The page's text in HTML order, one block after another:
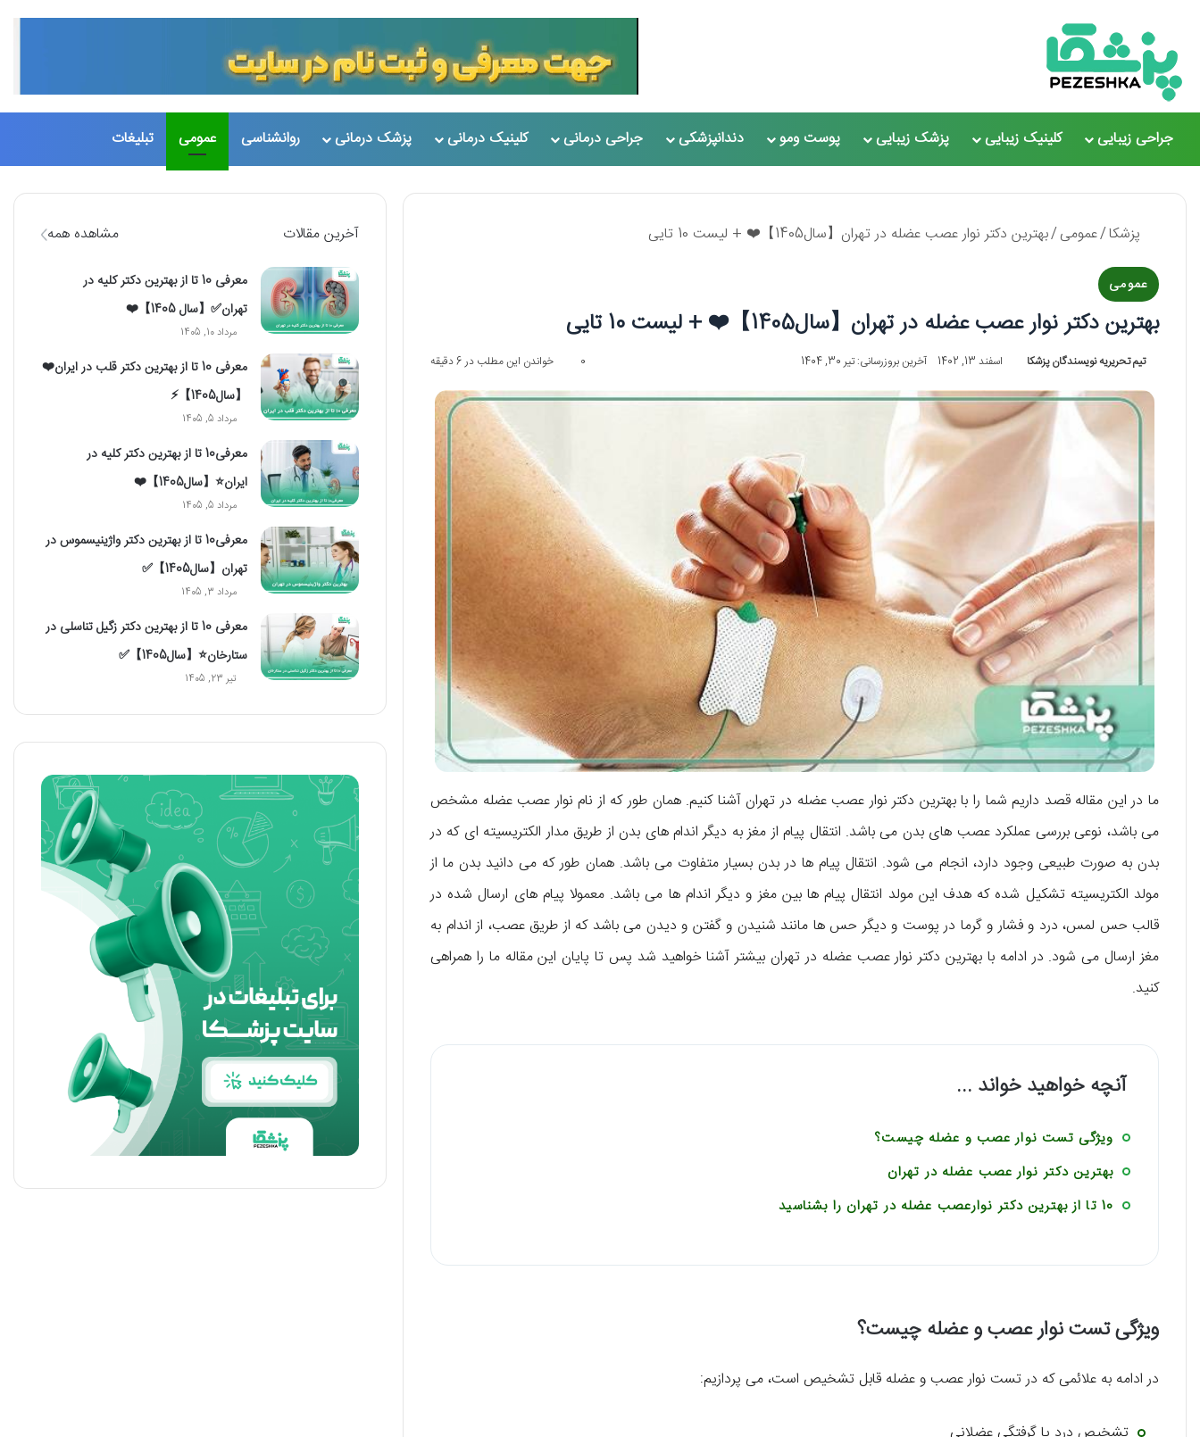
جراحی زیبایی کلینیک زیبایی پزشک زیبایی پوست ومو دندانپزشکی جراحی درمانی کلینیک درمانی پزشک درمانی روانشناسی عمومی تبلیغات
پزشکا/عمومی/بهترین دکتر نوار عصب عضله در تهران【سال1405】❤️ + لیست 10 تایی
عمومی
بهترین دکتر نوار عصب عضله در تهران【سال1405】❤️ + لیست 10 تایی
تیم تحریریه نویسندگان پزشکا اسفند 13, 1402 آخرین بروزرسانی: تیر 30, 1404 0 خواندن این مطلب در 6 دقیقه
ما در این مقاله قصد داریم شما را با بهترین دکتر نوار عصب عضله در تهران آشنا کنیم. همان طور که از نام نوار عصب عضله مشخص
می باشد، نوعی بررسی عملکرد عصب های بدن می باشد. انتقال پیام از مغز به دیگر اندام های بدن از طریق مدار الکتریسیته ای که در
بدن به صورت طبیعی وجود دارد، انجام می شود. انتقال پیام ها در بدن بسیار متفاوت می باشد. همان طور که می دانید بدن ما از
مولد الکتریسیته تشکیل شده که هدف این مولد انتقال پیام ها بین مغز و دیگر اندام ها می باشد. معمولا پیام های ارسال شده در
قالب حس لمس، درد و فشار و گرما در پوست و دیگر حس ها مانند شنیدن و گفتن و دیدن می باشد که از طریق عصب، از اندام به
مغز ارسال می شود. در ادامه با بهترین دکتر نوار عصب عضله در تهران بیشتر آشنا خواهید شد پس تا پایان این مقاله ما را همراهی
کنید.
آنچه خواهید خواند ...
ویژگی تست نوار عصب و عضله چیست؟
بهترین دکتر نوار عصب عضله در تهران
10 تا از بهترین دکتر نوارعصب عضله در تهران را بشناسید
ویژگی تست نوار عصب و عضله چیست؟
در ادامه به علائمی که در تست نوار عصب و عضله قابل تشخیص است، می پردازیم:
آخرین مقالات مشاهده همه
معرفی 10 تا از بهترین دکتر کلیه در
تهران✅【سال 1405】❤️
مرداد 10, 1405
معرفی 10 تا از بهترین دکتر قلب در ایران❤️
【سال1405】⚡️
مرداد 5, 1405
معرفی10 تا از بهترین دکتر کلیه در
ایران⭐【سال1405】❤️
مرداد 5, 1405
معرفی10 تا از بهترین دکتر واژینیسموس در
تهران【سال1405】✅
مرداد 3, 1405
معرفی 10 تا از بهترین دکتر زگیل تناسلی در
ستارخان⭐【سال1405】✅
تیر 23, 1405